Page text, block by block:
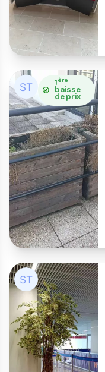
1 ère
baisse
de prix